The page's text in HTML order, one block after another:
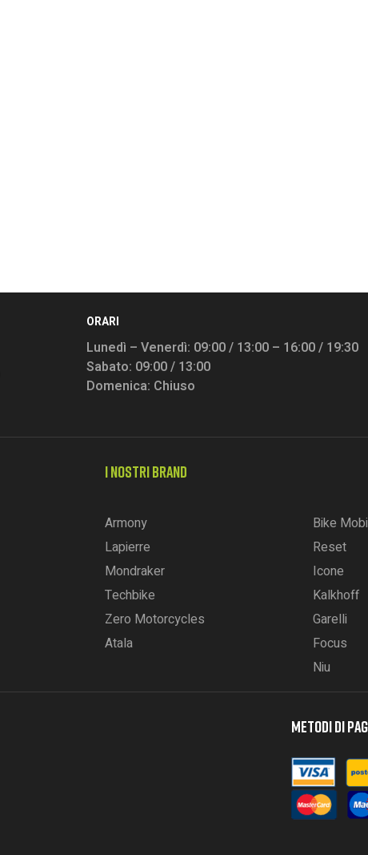
ORARI
Lunedì – Venerdì: 09:00 / 13:00 – 16:00 / 19:30
Sabato: 09:00 / 13:00
Domenica: Chiuso
I NOSTRI BRAND
Armony
Lapierre
Mondraker
Techbike
Zero Motorcycles
Atala
Bike
Reset
Icone
Kalkhoff
Garelli
Focus
Niu
METODI DI